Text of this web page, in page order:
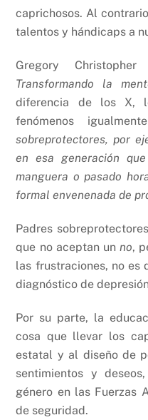
caprichosos. Al
talentos y hándicaps a
Gregory
Transformando la
diferencia de los X,
fenómenos
sobreprotectores, por
en esa generación
manguera o pasado
formal envenenada de
Padres
que no aceptan un no,
las frustraciones, no es
diagnóstico de
Por su parte, la
cosa que llevar los
estatal y al diseño de
sentimientos y
género en las Fuerzas
de seguridad.